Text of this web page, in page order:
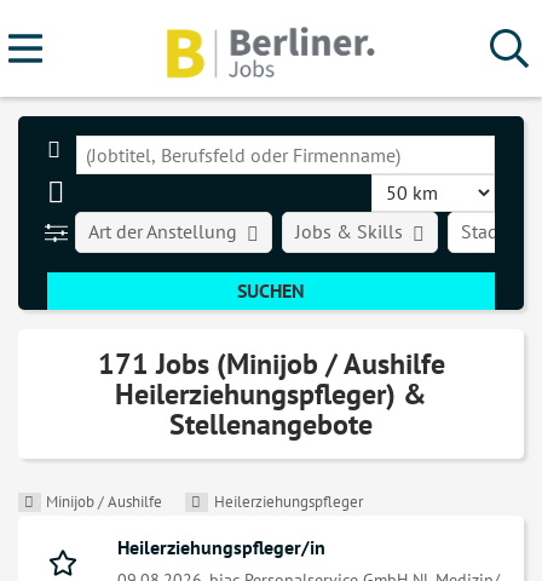
Stadt
Art der Anstellung Jobs & Skills
171 Jobs (Minijob / Aushilfe
Heilerziehungspfleger) &
Stellenangebote
Minijob / Aushilfe Heilerziehungspfleger
Heilerziehungspfleger/in